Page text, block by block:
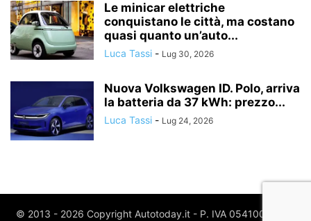
Le minicar elettriche
conquistano le città, ma costano
quasi quanto un’auto...
Luca Tassi - Lug 30, 2026
Nuova Volkswagen ID. Polo, arriva
la batteria da 37 kWh: prezzo...
Luca Tassi - Lug 24, 2026
© 2013 - 2026 Copyright Autotoday.it - P. IVA 05410020969